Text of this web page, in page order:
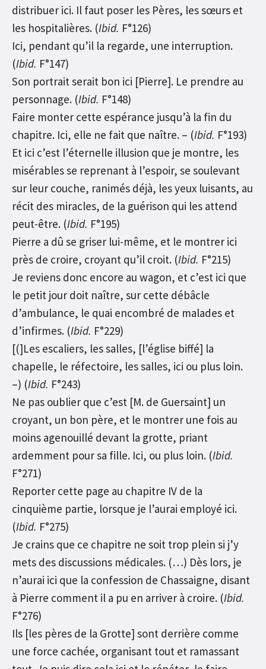
distribuer ici. Il faut poser les Pères, les sœurs et
les hospitalières. (Ibid. F°126)
Ici, pendant qu’il la regarde, une interruption.
(Ibid. F°147)
Son portrait serait bon ici [Pierre]. Le prendre au
personnage. (Ibid. F°148)
Faire monter cette espérance jusqu’à la fin du
chapitre. Ici, elle ne fait que naître. – (Ibid. F°193)
Et ici c’est l’éternelle illusion que je montre, les
misérables se reprenant à l’espoir, se soulevant
sur leur couche, ranimés déjà, les yeux luisants, au
récit des miracles, de la guérison qui les attend
peut-être. (Ibid. F°195)
Pierre a dû se griser lui-même, et le montrer ici
près de croire, croyant qu’il croit. (Ibid. F°215)
Je reviens donc encore au wagon, et c’est ici que
le petit jour doit naître, sur cette débâcle
d’ambulance, le quai encombré de malades et
d’infirmes. (Ibid. F°229)
[(]Les escaliers, les salles, [l’église biffé] la
chapelle, le réfectoire, les salles, ici ou plus loin.
–) (Ibid. F°243)
Ne pas oublier que c’est [M. de Guersaint] un
croyant, un bon père, et le montrer une fois au
moins agenouillé devant la grotte, priant
ardemment pour sa fille. Ici, ou plus loin. (Ibid.
F°271)
Reporter cette page au chapitre IV de la
cinquième partie, lorsque je l’aurai employé ici.
(Ibid. F°275)
Je crains que ce chapitre ne soit trop plein si j’y
mets des discussions médicales. (…) Dès lors, je
n’aurai ici que la confession de Chassaigne, disant
à Pierre comment il a pu en arriver à croire. (Ibid.
F°276)
Ils [les pères de la Grotte] sont derrière comme
une force cachée, organisant tout et ramassant